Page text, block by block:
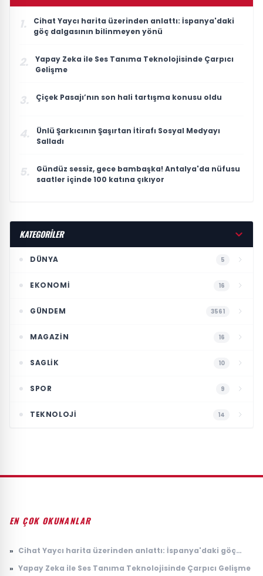
1.
Cihat Yaycı harita üzerinden anlattı: İspanya'daki
göç dalgasının bilinmeyen yönü
2.
Yapay Zeka ile Ses Tanıma Teknolojisinde Çarpıcı
Gelişme
3. Çiçek Pasajı’nın son hali tartışma konusu oldu
4.
Ünlü Şarkıcının Şaşırtan İtirafı Sosyal Medyayı
Salladı
5.
Gündüz sessiz, gece bambaşka! Antalya'da nüfusu
saatler içinde 100 katına çıkıyor
KATEGORİLER
DÜNYA 5
EKONOMI 16
GÜNDEM 3561
MAGAZIN 16
SAGLIK 10
SPOR 9
TEKNOLOJI 14
EN ÇOK OKUNANLAR
» Cihat Yaycı harita üzerinden anlattı: İspanya'daki göç
» Yapay Zeka ile Ses Tanıma Teknolojisinde Çarpıcı Gelişme